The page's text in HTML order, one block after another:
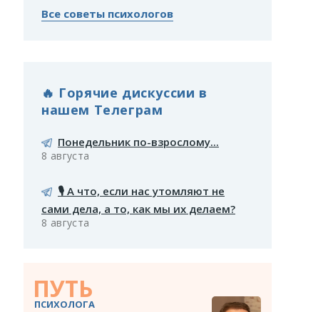
Все советы психологов
🔥 Горячие дискуссии в
нашем Телеграм
Понедельник по-взрослому...
8 августа
🎙️ А что, если нас утомляют не
сами дела, а то, как мы их делаем?
8 августа
ПУТЬ
ПСИХОЛОГА